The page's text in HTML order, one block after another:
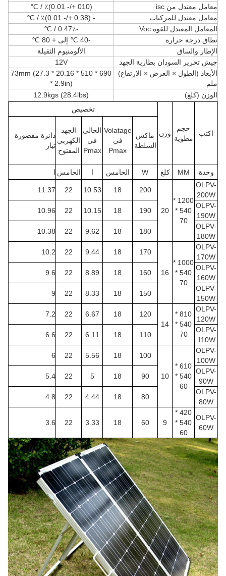
معامل معتدل من isc
(010 +/- 0.01)٪ / ℃
معامل معتدل للمركبات
- (0.38 +/- 0.01)٪ / ℃
المعامل المعتدل للقوة Voc
-0.47٪ / ℃
نطاق درجة حرارة
-40 ℃ إلى + 80 ℃
الإطار والساق
الألومنيوم الثقيلة
جيش تحرير السودان بطارية الجهد
12V
الأبعاد (الطول × العرض × الارتفاع)
ملم
690 * 510 * 73mm (27.3 * 20.16
* 2.9in)
الوزن (كلغ)
12.9kgs (28.4lbs)
اكتب
حجم
مطوية
وزن
تخصيص
ماكس
السلطة
Volatage
في
Pmax
الحالي
في
Pmax
الجهد
الكهربي
المفتوح
دائرة مقصورة
تيار
وحدة MM كلغ W الخامس ا الخامس ا
OLPV-
200W
1200 *
540 *
70
20
200
18
10.53
22
11.37
OLPV-
190W
190
18
10.15
22
10.96
OLPV-
180W
180
18
9.62
22
10.38
OLPV-
170W
1000 *
540 *
70
16
170
18
9.44
22
10.2
OLPV-
160W
160
18
8.89
22
9.6
OLPV-
150W
150
18
8.33
22
9
OLPV-
120W
810 *
540 *
70
14
120
18
6.67
22
7.2
OLPV-
110W
110
18
6.11
22
6.6
OLPV-
100W
610 *
540 *
60
10
100
18
5.56
22
6
OLPV-
90W
90
18
5
22
5.4
OLPV-
80W
80
18
4.44
22
4.8
OLPV-
60W
420 *
540 *
60
9
60
18
3.33
22
3.6